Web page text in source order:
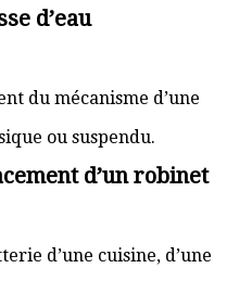
d’eau
du mécanisme d’une
ou suspendu.
d’un robinet
d’une cuisine, d’une